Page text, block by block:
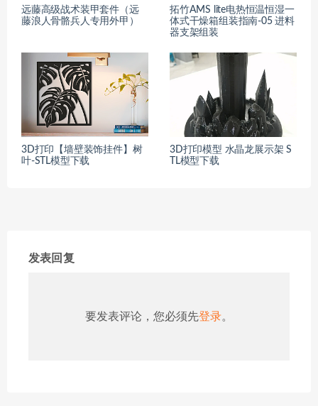
远藤高级战术装甲套件（远
藤浪人骨骼兵人专用外甲）
拓竹AMS lite电热恒温恒湿一
体式干燥箱组装指南-05 进料
器支架组装
3D打印【墙壁装饰挂件】树
叶-STL模型下载
3D打印模型 水晶龙展示架 S
TL模型下载
发表回复
要发表评论，您必须先登录。